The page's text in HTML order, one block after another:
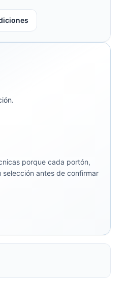
porque cada portón,
antes de confirmar